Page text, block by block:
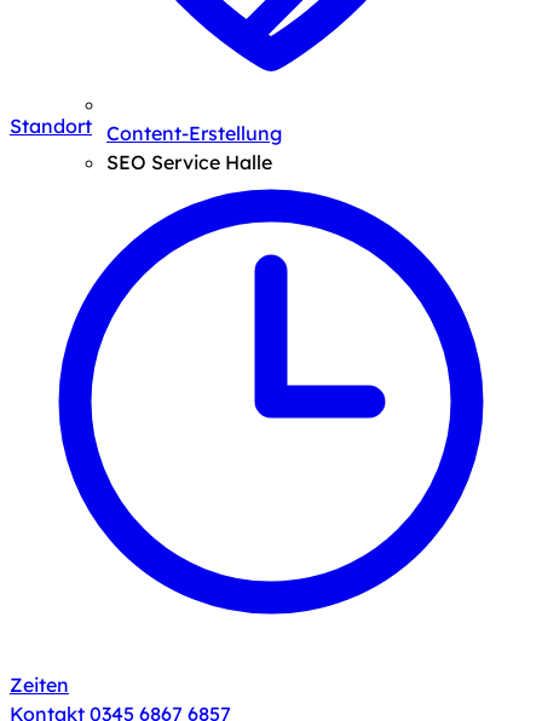
Content-Erstellung
SEO Service Halle
Standort
Zeiten
Kontakt 0345 6867 6857